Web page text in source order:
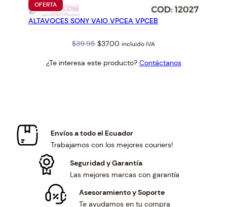
OFERTAPRODUCTO
EN
OFERTA
ALTAVOCES SONY VAIO VPCEA VPCEB
$39.95 Original
was:
$37.00 Current
is:
incluido IVA
¿Te interesa este producto? Contáctanos
Envíos a todo el Ecuador
Trabajamos con los mejores couriers!
Seguridad y Garantía
Las mejores marcas con garantía
Asesoramiento y Soporte
Te ayudamos en tu compra